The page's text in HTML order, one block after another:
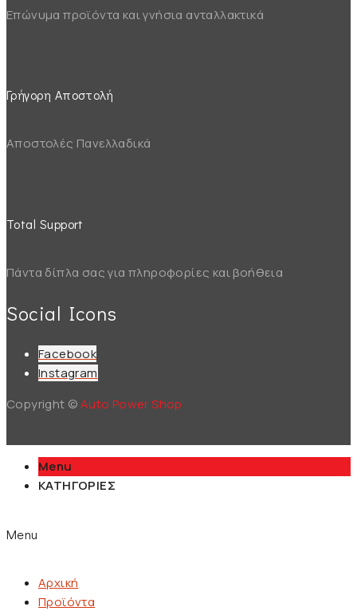
Επώνυμα προϊόντα και γνήσια ανταλλακτικά
Γρήγορη Αποστολή
Αποστολές Πανελλαδικά
Total Support
Πάντα δίπλα σας για πληροφορίες και βοήθεια
Social Icons
Facebook
Instagram
Copyright ©Auto Power Shop
Menu
ΚΑΤΗΓΟΡΙΕΣ
Menu
Αρχική
Προϊόντα